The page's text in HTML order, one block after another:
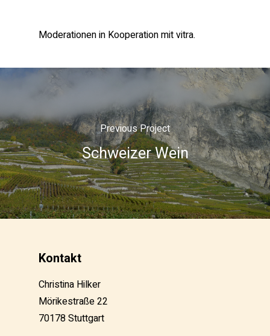
Moderationen in Kooperation mit vitra.
Previous Project
Schweizer Wein
Kontakt
Christina Hilker
Mörikestraße 22
70178 Stuttgart